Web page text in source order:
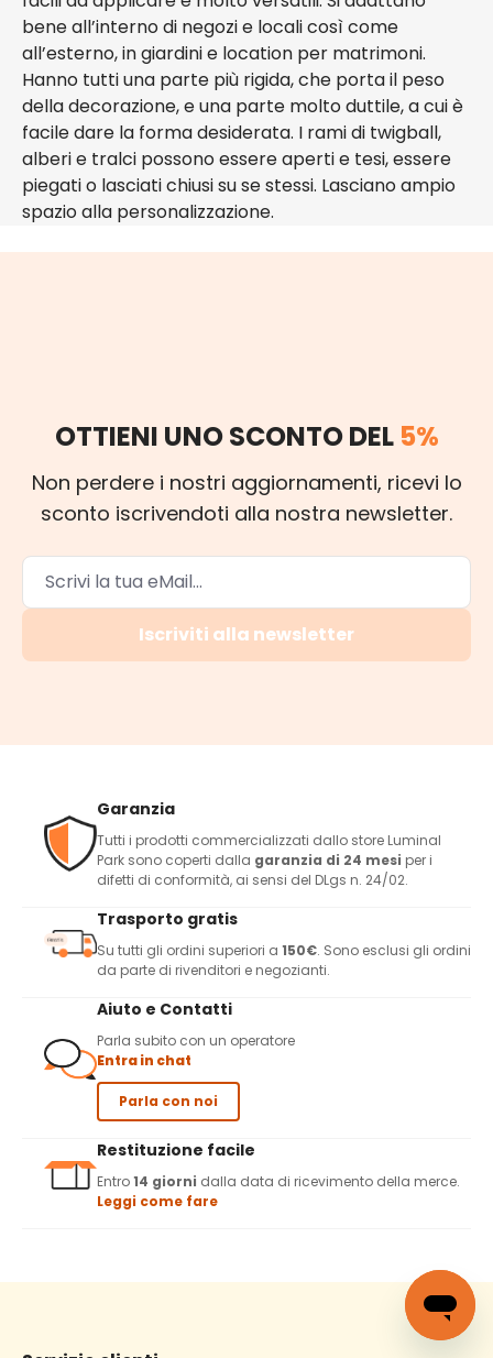
bene all’interno di negozi e locali così come
all’esterno, in giardini e location per matrimoni.
Hanno tutti una parte più rigida, che porta il peso
della decorazione, e una parte molto duttile, a cui è
facile dare la forma desiderata. I rami di twigball,
alberi e tralci possono essere aperti e tesi, essere
piegati o lasciati chiusi su se stessi. Lasciano ampio
spazio alla personalizzazione.
OTTIENI UNO SCONTO DEL 5%
Non perdere i nostri aggiornamenti, ricevi lo
sconto iscrivendoti alla nostra newsletter.
Iscriviti alla newsletter
Garanzia
Tutti i prodotti commercializzati dallo store Luminal
Park sono coperti dalla garanzia di 24 mesi per i
difetti di conformità, ai sensi del DLgs n. 24/02.
Trasporto gratis
Su tutti gli ordini superiori a 150€. Sono esclusi gli ordini
da parte di rivenditori e negozianti.
Aiuto e Contatti
Parla subito con un operatore
Entra in chat
Parla con noi
Restituzione facile
Entro14 giorni dalla data di ricevimento della merce.
Leggi come fare